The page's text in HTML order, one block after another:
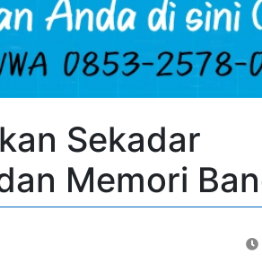
Sekadar
Memori